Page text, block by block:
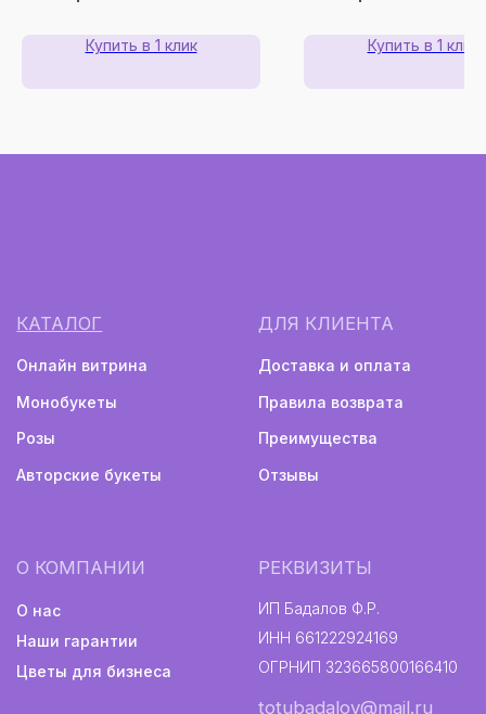
Купить в 1 клик Купить в 1 клик
Разработка сайта